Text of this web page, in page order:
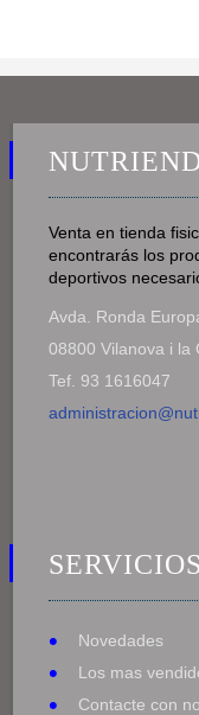
Venta en tienda
encontrarás los
deportivos
Avda. Ronda
08800 Vilanova i
Tef. 93 1616047
SERVICIOS
Novedades
Los mas
Contacte con